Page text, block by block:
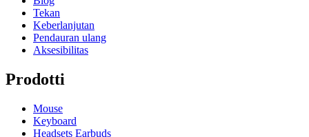
Tekan
Keberlanjutan
Pendauran ulang
Aksesibilitas
Prodotti
Mouse
Keyboard
Headsets Earbuds